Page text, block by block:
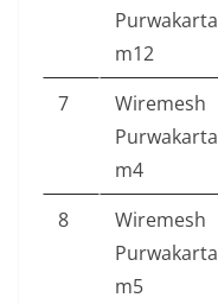
Purwakarta
m12
7
Wiremesh
Purwakarta
m4
8
Wiremesh
Purwakarta
m5